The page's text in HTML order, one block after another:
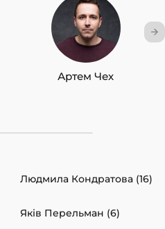
Артем Чех
Людмила Кондратова (16)
Яків Перельман (6)